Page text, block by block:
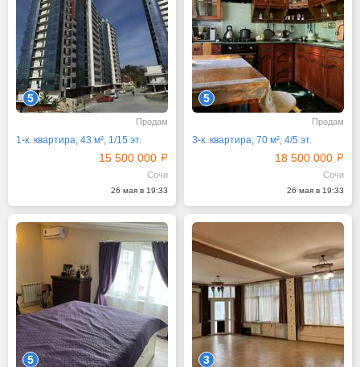
5
Продам
1-к. квартира, 43 м², 1/15 эт.
15 500 000
Сочи
26 мая в 19:33
5
Продам
3-к. квартира, 70 м², 4/5 эт.
18 500 000
Сочи
26 мая в 19:33
5 3